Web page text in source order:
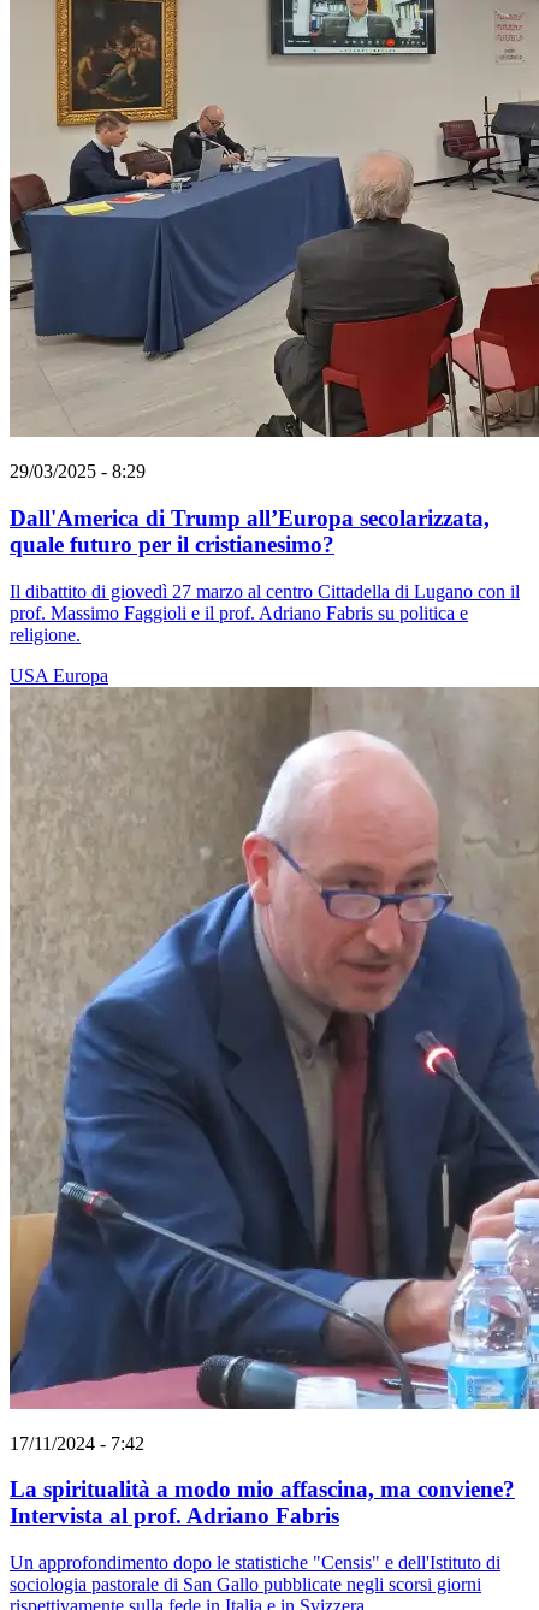
29/03/2025 - 8:29
Dall'America di Trump all’Europa secolarizzata,
quale futuro per il cristianesimo?
Il dibattito di giovedì 27 marzo al centro Cittadella di Lugano con il
prof. Massimo Faggioli e il prof. Adriano Fabris su politica e
religione.
USA Europa
17/11/2024 - 7:42
La spiritualità a modo mio affascina, ma conviene?
Intervista al prof. Adriano Fabris
Un approfondimento dopo le statistiche "Censis" e dell'Istituto di
sociologia pastorale di San Gallo pubblicate negli scorsi giorni